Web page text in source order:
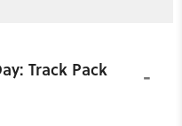
Track Pack -